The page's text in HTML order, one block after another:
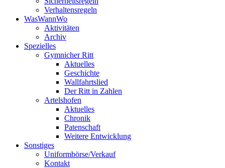
Verhaltensregeln
WasWannWo
Aktivitäten
Archiv
Spezielles
Gymnicher Ritt
Aktuelles
Geschichte
Wallfahrtslied
Der Ritt in Zahlen
Artelshofen
Aktuelles
Chronik
Patenschaft
Weitere Entwicklung
Sonstiges
Uniformbörse/Verkauf
Kontakt